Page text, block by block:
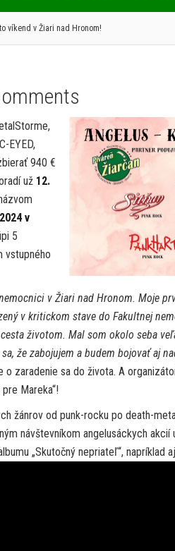
víkend v Žiari nad Hronom!
EYED,
940 €
už 12.
v
5
vstupného
v Žiari nad Hronom. Moje
v kritickom stave do Fakultnej
životom. Mal som okolo seba
že zabojujem a budem bojovať aj
zaradenie sa do života. A
Mareka“!
žánrov od punk-rocku po death-
návštevníkom angelusáckych
„Skutočný nepriateľ“, napríklad